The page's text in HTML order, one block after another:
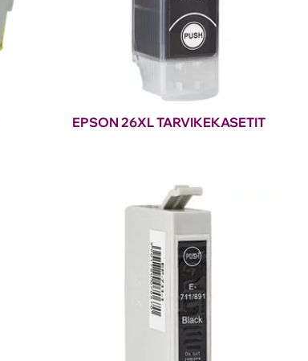
EPSON 26XL TARVIKEKASETIT